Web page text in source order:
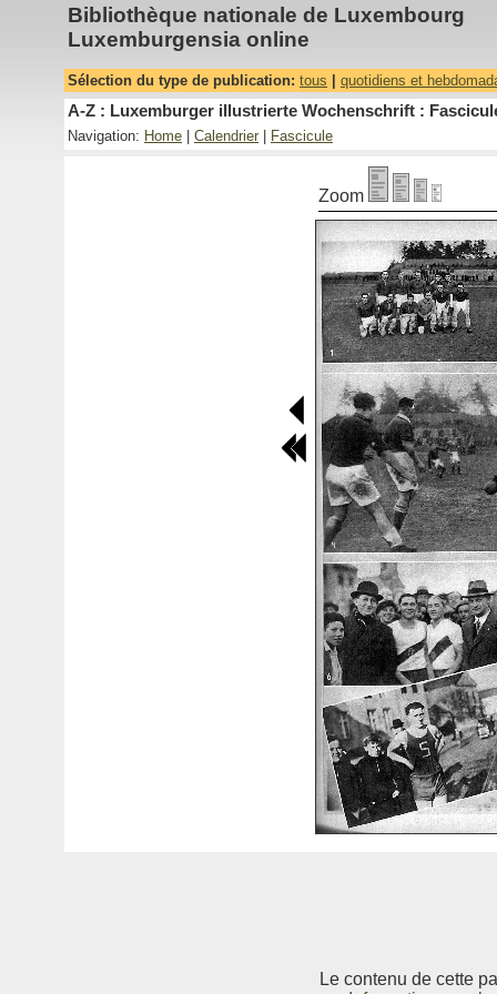
Bibliothèque nationale de Luxembourg
Luxemburgensia online
Sélection du type de publication: tous quotidiens et
A-Z : Luxemburger illustrierte Wochenschrift :
Navigation: Home Calendrier Fascicule
Zoom
Le contenu de cette